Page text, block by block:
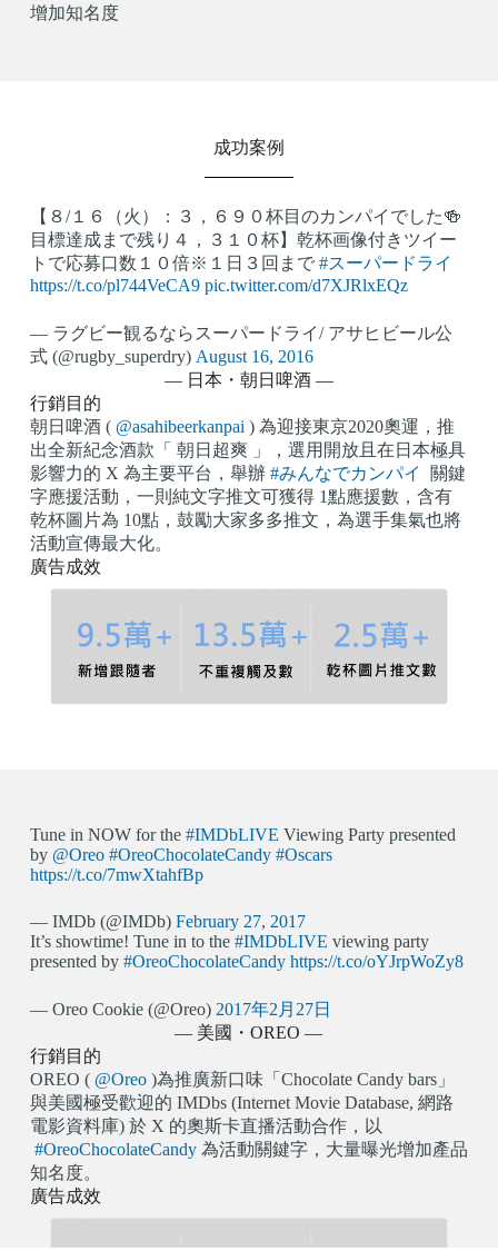
增加知名度
成功案例
【８/１６（火）：３，６９０杯目のカンパイでした🍻
目標達成まで残り４，３１０杯】乾杯画像付きツイー
トで応募口数１０倍※１日３回まで #スーパードライ
https://t.co/pl744VeCA9 pic.twitter.com/d7XJRlxEQz
— ラグビー観るならスーパードライ/ アサヒビール公
式 (@rugby_superdry) August 16, 2016
— 日本・朝日啤酒 —
行銷目的
朝日啤酒 ( @asahibeerkanpai ) 為迎接東京2020奧運，推
出全新紀念酒款「 朝日超爽 」，選用開放且在日本極具
影響力的 X 為主要平台，舉辦 #みんなでカンパイ
關鍵
字應援活動，一則純文字推文可獲得 1點應援數，含有
乾杯圖片為 10點，鼓勵大家多多推文，為選手集氣也將
活動宣傳最大化。
廣告成效
行銷目的
OREO ( @Oreo)為推廣新口味「Chocolate Candy bars」
與美國極受歡迎的 IMDbs (Internet Movie Database, 網路
電影資料庫) 於 X 的奧斯卡直播活動合作，以
#OreoChocolateCandy為活動關鍵字，大量曝光增加產品
知名度。
廣告成效
Tune in NOW for the #IMDbLIVE Viewing Party presented
by @Oreo #OreoChocolateCandy #Oscars
https://t.co/7mwXtahfBp
— IMDb (@IMDb) February 27, 2017
It’s showtime! Tune in to the #IMDbLIVE viewing party
presented by #OreoChocolateCandy https://t.co/oYJrpWoZy8
— Oreo Cookie (@Oreo) 2017年2月27日
— 美國・OREO —